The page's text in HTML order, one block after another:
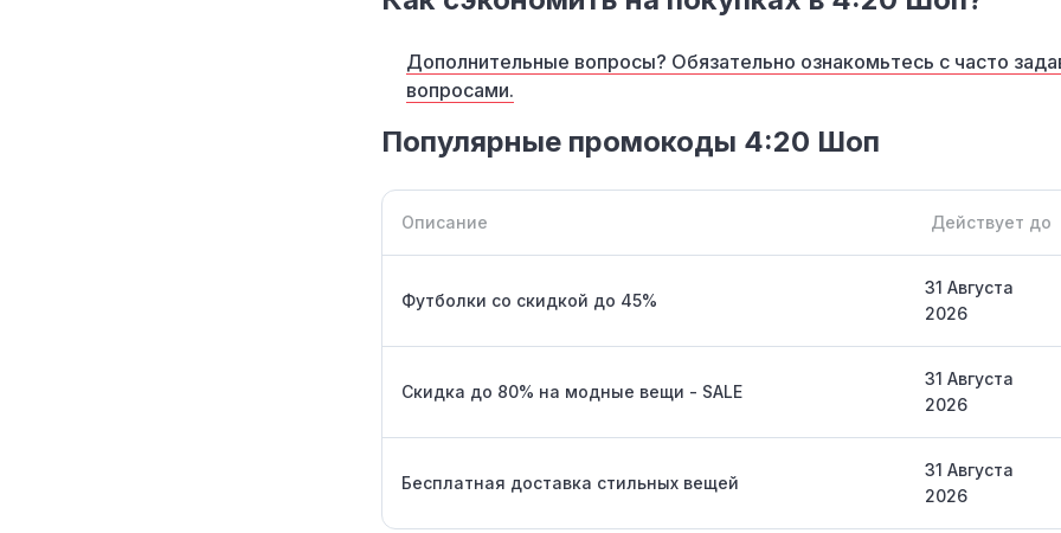
Дополнительные вопросы? Обязательно ознакомьтесь с часто
вопросами.
Популярные промокоды 4:20 Шоп
Описание Действует до
Футболки со скидкой до 45%
31 Августа
2026
Скидка до 80% на модные вещи - SALE
31 Августа
2026
Бесплатная доставка стильных вещей
31 Августа
2026